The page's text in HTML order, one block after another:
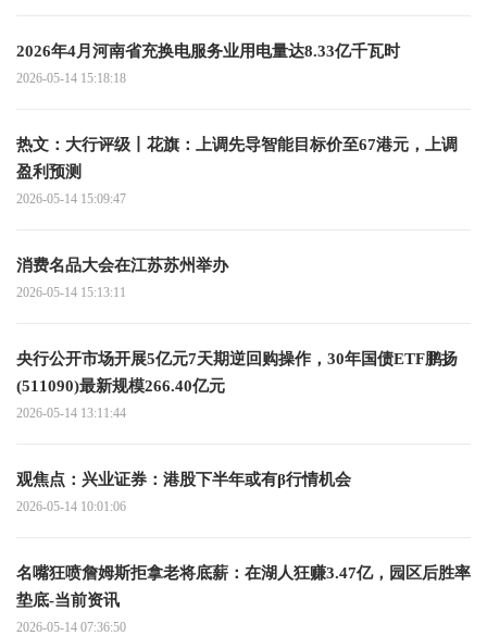
2026年4月河南省充换电服务业用电量达8.33亿千瓦时
2026-05-14 15:18:18
热文：大行评级丨花旗：上调先导智能目标价至67港元，上调
盈利预测
2026-05-14 15:09:47
消费名品大会在江苏苏州举办
2026-05-14 15:13:11
央行公开市场开展5亿元7天期逆回购操作，30年国债ETF鹏扬
(511090)最新规模266.40亿元
2026-05-14 13:11:44
观焦点：兴业证券：港股下半年或有β行情机会
2026-05-14 10:01:06
名嘴狂喷詹姆斯拒拿老将底薪：在湖人狂赚3.47亿，园区后胜率
垫底-当前资讯
2026-05-14 07:36:50